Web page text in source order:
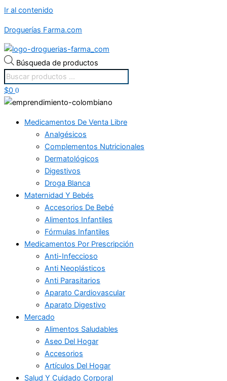
Ir al contenido
Droguerías Farma.com
Búsqueda de productos
$0 0
Medicamentos De Venta Libre
Analgésicos
Complementos Nutricionales
Dermatológicos
Digestivos
Droga Blanca
Maternidad Y Bebés
Accesorios De Bebé
Alimentos Infantiles
Fórmulas Infantiles
Medicamentos Por Prescripción
Anti-Infeccioso
Anti Neoplásticos
Anti Parasitarios
Aparato Cardiovascular
Aparato Digestivo
Mercado
Alimentos Saludables
Aseo Del Hogar
Accesorios
Artículos Del Hogar
Salud Y Cuidado Corporal